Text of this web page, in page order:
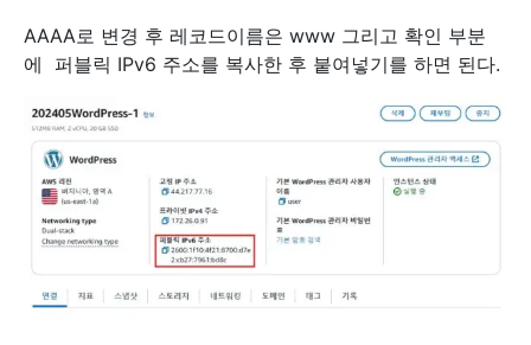
AAAA로 변경 후 레코드이름은 www 그리고 확인 부분
에 퍼블릭 IPv6 주소를 복사한 후 붙여넣기를 하면 된다.